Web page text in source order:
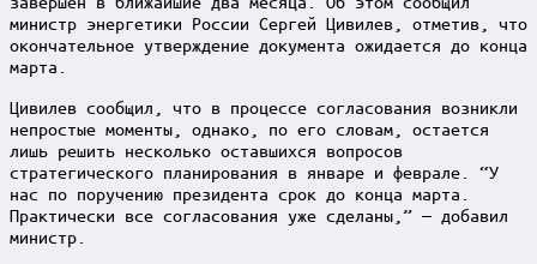
министр энергетики России Сергей Цивилев, отметив, что
окончательное утверждение документа ожидается до конца
марта.
Цивилев сообщил, что в процессе согласования возникли
непростые моменты, однако, по его словам, остается
лишь решить несколько оставшихся вопросов
стратегического планирования в январе и феврале. “У
нас по поручению президента срок до конца марта.
Практически все согласования уже сделаны,” — добавил
министр.